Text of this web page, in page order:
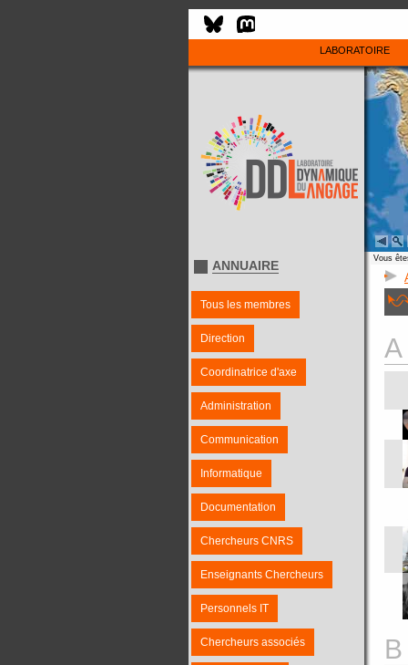
LABORATOIRE
ANNUAIRE
Tous les membres
Direction
Coordinatrice d'axe
Administration
Communication
Informatique
Documentation
Chercheurs CNRS
Enseignants Chercheurs
Personnels IT
Chercheurs associés
Vous
A
B